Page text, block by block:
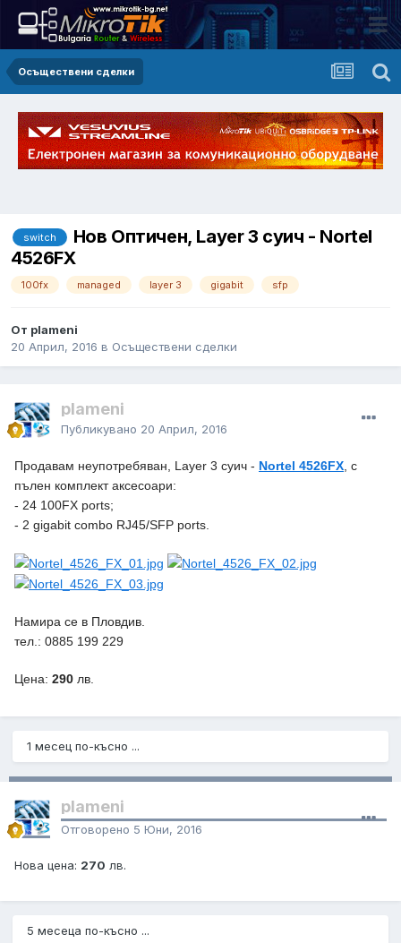
Осъществени сделки
switch
Нов Оптичен, Layer 3 суич - Nortel
4526FX
100fx managed layer 3 gigabit sfp
От plameni
20 Април, 2016 в Осъществени сделки
plameni
Публикувано 20 Април, 2016
Продавам неупотребяван, Layer 3 суич - Nortel 4526FX , с
пълен комплект аксесоари:
- 24 100FX ports;
- 2 gigabit combo RJ45/SFP ports.
Намира се в Пловдив.
тел.: 0885 199 229
Цена: 290 лв.
1 месец по-късно ...
plameni
Отговорено 5 Юни, 2016
Нова цена: 270 лв.
5 месеца по-късно ...